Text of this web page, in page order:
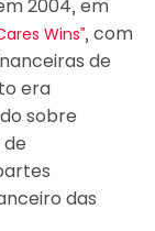
2004, em
Wins”, com
de
era
sobre
das